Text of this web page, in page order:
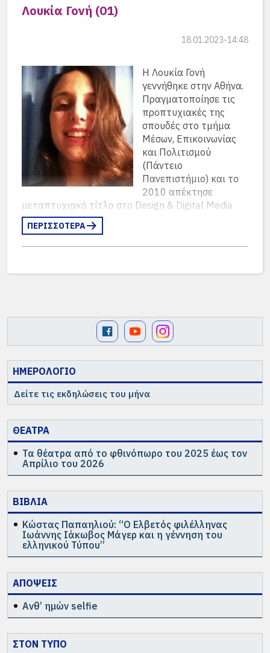
ΗΜΕΡΟΛΟΓΙΟ
Δείτε τις εκδηλώσεις του μήνα
ΘΕΑΤΡΑ
Τα θέατρα από το φθινόπωρο του 2025 έως τον
Απρίλιο του 2026
ΒΙΒΛΙΑ
Κώστας Παπαηλιού: “Ο Ελβετός φιλέλληνας
Ιωάννης Ιάκωβος Μάγερ και η γέννηση του
ελληνικού Τύπου”
ΑΠΟΨΕΙΣ
Ανθ’ ημών selfie
ΣΤΟΝ ΤΥΠΟ
christinavazou.com, blog:
Λουκία Γονή (01)
18.01.2023-14:48
Η Λουκία Γονή
γεννήθηκε στην Αθήνα.
Πραγματοποίησε τις
προπτυχιακές της
σπουδές στο τμήμα
Μέσων, Επικοινωνίας
και Πολιτισμού
(Πάντειο
Πανεπιστήμιο) και το
2010 απέκτησε
μεταπτυχιακό τίτλο στο Design & Digital Media
(MSc) (Πανεπιστήμιο του Εδιμβούργου). Από το
2012 εργάζεται στον χώρο της επικοινωνίας ως
digital strategist. To 2022 δημιούργησε το Positive
τη φωτογραφία και τη yoga με μικρούς και
πάρει μέρος σε ομαδικές εκθέσεις. Επίσης, έχει
ολοκληρώσει τα εκπαιδευτικά προγράμματα για
για δασκάλους παιδικής yoga στο Flower Kids Yoga
School (100h).
ΠΕΡΙΣΣΟΤΕΡΑ